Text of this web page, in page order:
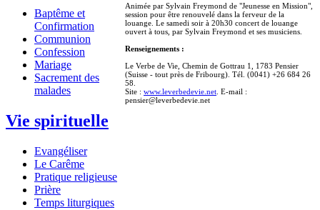
Baptême et
Confirmation
Communion
Confession
Mariage
Sacrement des
malades
Vie spirituelle
Evangéliser
Le Carême
Pratique religieuse
Prière
Temps liturgiques
Animée par Sylvain Freymond de "Jeunesse en Mission",
session pour être renouvelé dans la ferveur de la
louange. Le samedi soir à 20h30 concert de louange
ouvert à tous, par Sylvain Freymond et ses musiciens.
Renseignements :
Le Verbe de Vie, Chemin de Gottrau 1, 1783 Pensier
(Suisse - tout près de Fribourg). Tél. (0041) +26 684 26
58.
Site : www.leverbedevie.net . E-mail :
pensier@leverbedevie.net